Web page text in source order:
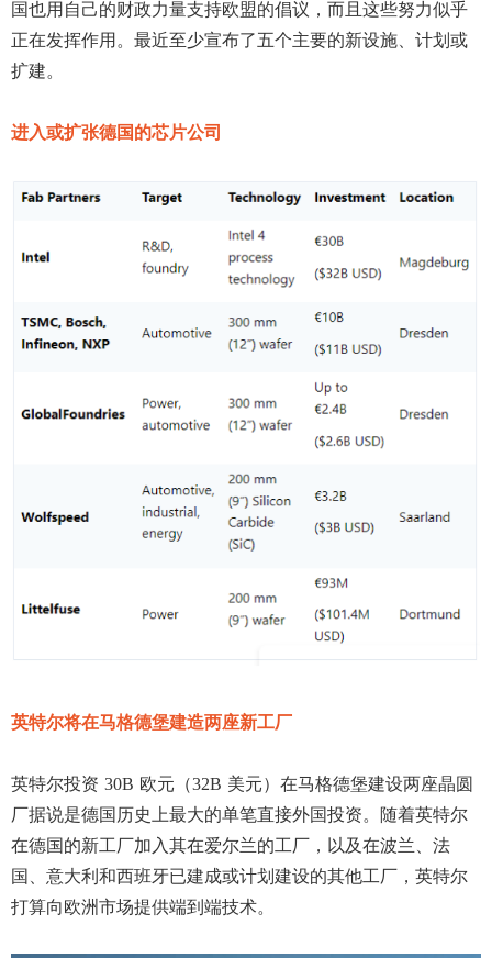
国也用自己的财政力量支持欧盟的倡议，而且这些努力似乎
正在发挥作用。最近至少宣布了五个主要的新设施、计划或
扩建。
进入或扩张德国的芯片公司
英特尔将在马格德堡建造两座新工厂
英特尔投资 30B 欧元（32B 美元）在马格德堡建设两座晶圆
厂据说是德国历史上最大的单笔直接外国投资。随着英特尔
在德国的新工厂加入其在爱尔兰的工厂，以及在波兰、法
国、意大利和西班牙已建成或计划建设的其他工厂，英特尔
打算向欧洲市场提供端到端技术。